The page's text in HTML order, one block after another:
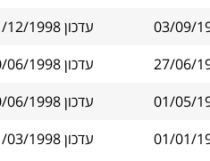
03/09/
עדכון 31/12/1998
27/06/
עדכון 30/06/1998
01/05/
עדכון 30/06/1998
01/01/
עדכון 31/03/1998